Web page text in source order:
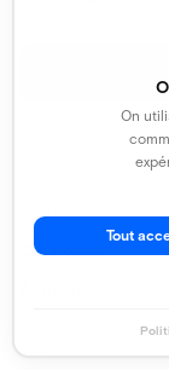
Catalogue
On
Tout